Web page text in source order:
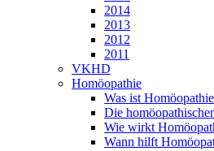
2014
2013
2012
2011
VKHD
Homöopathie
Was ist
Die
Wie wirkt
Wann hilft